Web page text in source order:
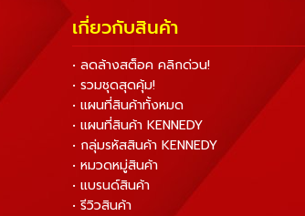
เกี่ยวกับสินค้า
• ลดล้างสต็อค คลิกด่วน!
• รวมชุดสุดคุ้ม!
• แผนที่สินค้าทั้งหมด
• แผนที่สินค้า KENNEDY
• กลุ่มรหัสสินค้า KENNEDY
• หมวดหมู่สินค้า
• แบรนด์สินค้า
• รีวิวสินค้า